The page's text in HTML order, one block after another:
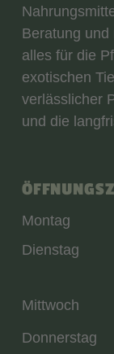
Beratung und
alles für die
exotischen
verlässlicher
und die
Montag
Dienstag
Mittwoch
Donnerstag